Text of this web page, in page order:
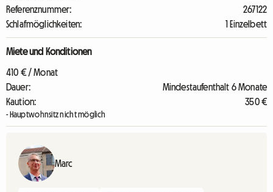
Referenznummer:
267122
Schlafmöglichkeiten:
1 Einzelbett
Miete und Konditionen
410 € / Monat
Dauer:
Mindestaufenthalt 6 Monate
Kaution:
350 €
- Hauptwohnsitz nicht möglich
Marc